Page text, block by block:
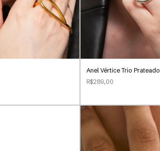
Anel Vértice Trio Prateado
R$289,00